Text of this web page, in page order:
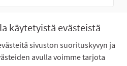
käytetyistä evästeistä
sivuston suorituskyvyn ja
avulla voimme tarjota